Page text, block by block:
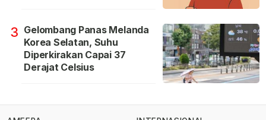
3 Gelombang Panas Melanda
Korea Selatan, Suhu
Diperkirakan Capai 37
Derajat Celsius